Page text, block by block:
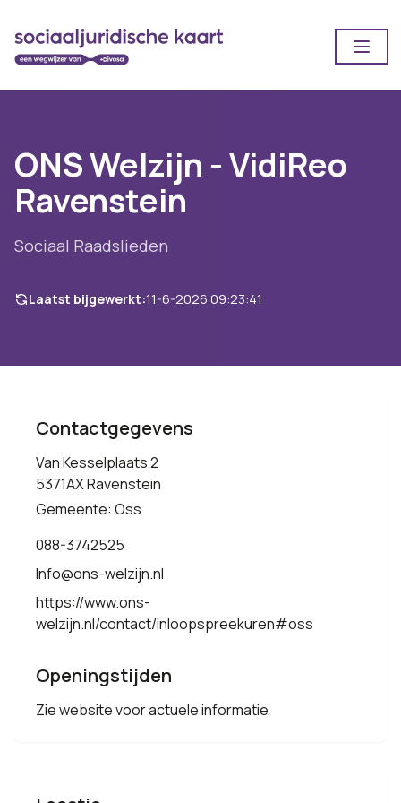
ONS Welzijn - VidiReo
Ravenstein
Sociaal Raadslieden
Laatst bijgewerkt:11-6-2026 09:23:41
Contactgegevens
Van Kesselplaats 2
5371AX Ravenstein
Gemeente: Oss
088-3742525
Info@ons-welzijn.nl
https://www.ons-
welzijn.nl/contact/inloopspreekuren#oss
Openingstijden
Zie website voor actuele informatie